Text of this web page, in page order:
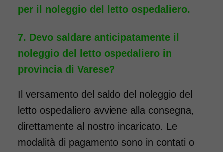
per il noleggio del letto ospedaliero.
Devo saldare anticipatamente il
noleggio del letto ospedaliero in
provincia di Varese?
Il versamento del saldo del noleggio del
letto ospedaliero avviene alla consegna,
direttamente al nostro incaricato. Le
modalità di pagamento sono in contati o